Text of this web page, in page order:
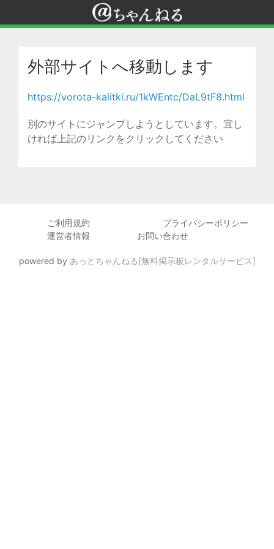
外部サイトへ移動します
https://vorota-kalitki.ru/1kWEntc/DaL9tF8.html
別のサイトにジャンプしようとしています。宜し
ければ上記のリンクをクリックしてください
ご利用規約
プライバシーポリシー
運営者情報
お問い合わせ
powered by あっとちゃんねる[無料掲示板レンタルサービス]